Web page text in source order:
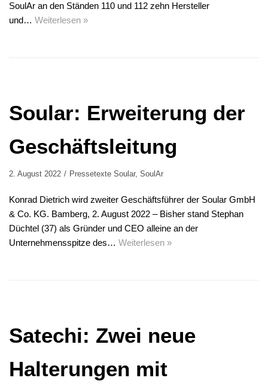
SoulAr an den Ständen 110 und 112 zehn Hersteller
und… Weiterlesen »
Soular: Erweiterung der
Geschäftsleitung
2. August 2022 Pressetexte Soular, SoulAr
Konrad Dietrich wird zweiter Geschäftsführer der Soular GmbH
& Co. KG. Bamberg, 2. August 2022 – Bisher stand Stephan
Düchtel (37) als Gründer und CEO alleine an der
Unternehmensspitze des… Weiterlesen »
Satechi: Zwei neue
Halterungen mit